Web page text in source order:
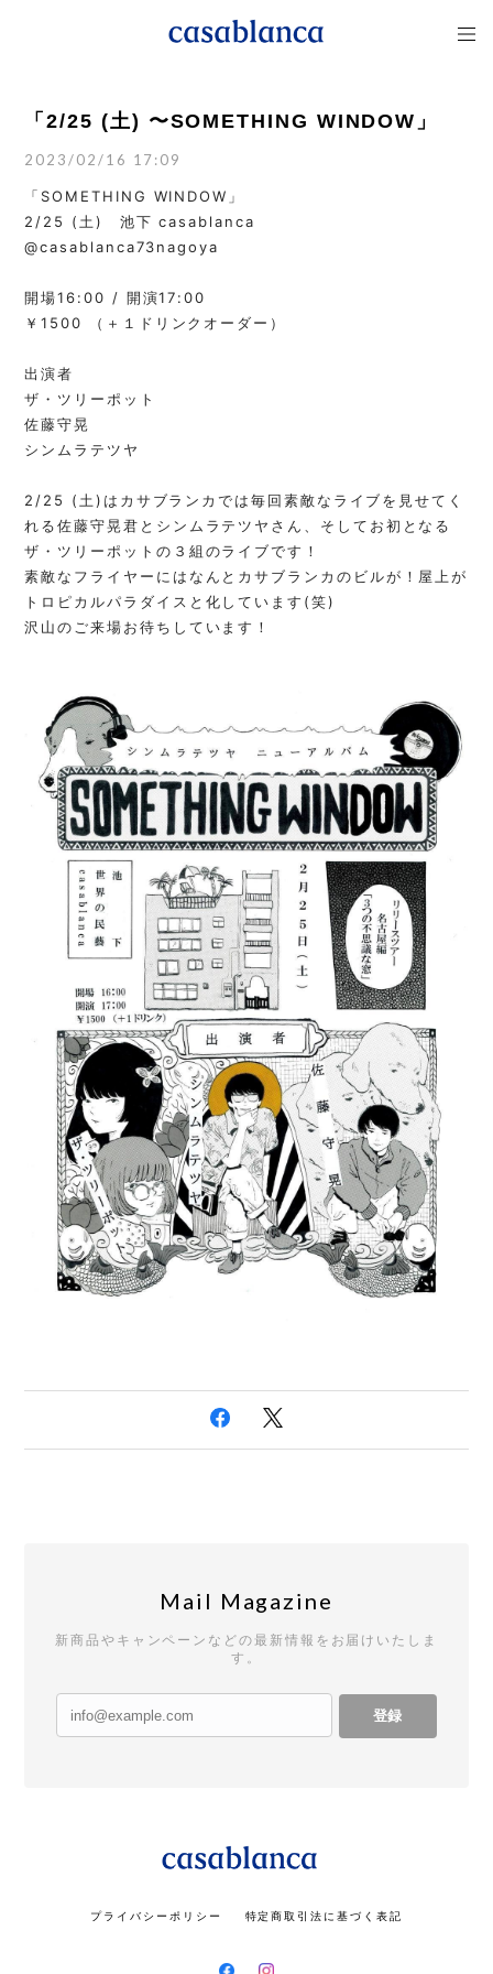
「2/25 (土) 〜SOMETHING WINDOW」
2023/02/16 17:09
「SOMETHING WINDOW」
2/25 (土) 池下 casablanca
@casablanca73nagoya
開場16:00 / 開演17:00
￥1500 （＋１ドリンクオーダー）
出演者
ザ・ツリーポット
佐藤守晃
シンムラテツヤ
2/25 (土)はカサブランカでは毎回素敵なライブを見せてく
れる佐藤守晃君とシンムラテツヤさん、そしてお初となる
ザ・ツリーポットの３組のライブです！
素敵なフライヤーにはなんとカサブランカのビルが！屋上が
トロピカルパラダイスと化しています(笑)
沢山のご来場お待ちしています！
Mail Magazine
新商品やキャンペーンなどの最新情報をお届けいたしま
す。
登録
プライバシーポリシー 特定商取引法に基づく表記